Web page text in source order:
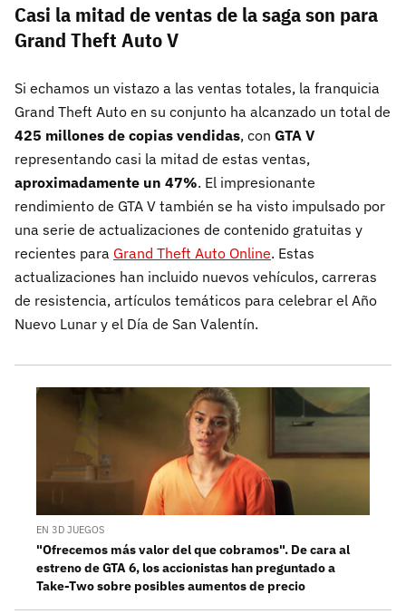
Casi la mitad de ventas de la saga son para
Grand Theft Auto V
Si echamos un vistazo a las ventas totales, la franquicia
Grand Theft Auto en su conjunto ha alcanzado un total de
425 millones de copias vendidas, con GTA V
representando casi la mitad de estas ventas,
aproximadamente un 47%. El impresionante
rendimiento de GTA V también se ha visto impulsado por
una serie de actualizaciones de contenido gratuitas y
recientes para Grand Theft Auto Online. Estas
actualizaciones han incluido nuevos vehículos, carreras
de resistencia, artículos temáticos para celebrar el Año
Nuevo Lunar y el Día de San Valentín.
EN 3D JUEGOS
"Ofrecemos más valor del que cobramos". De cara al
estreno de GTA 6, los accionistas han preguntado a
Take-Two sobre posibles aumentos de precio